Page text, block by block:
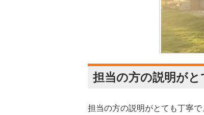
担当の方の説明が
担当の方の説明がとても丁寧